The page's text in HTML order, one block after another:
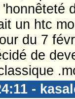
un htc
du 7
de
-